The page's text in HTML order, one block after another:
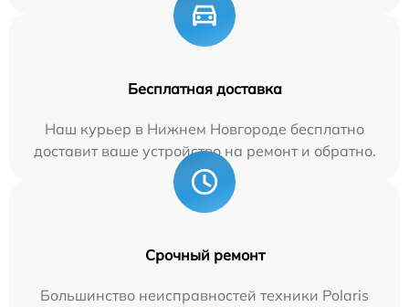
Бесплатная доставка
Наш курьер в Нижнем Новгороде бесплатно
доставит ваше устройство на ремонт и обратно.
Срочный ремонт
Большинство неисправностей техники Polaris